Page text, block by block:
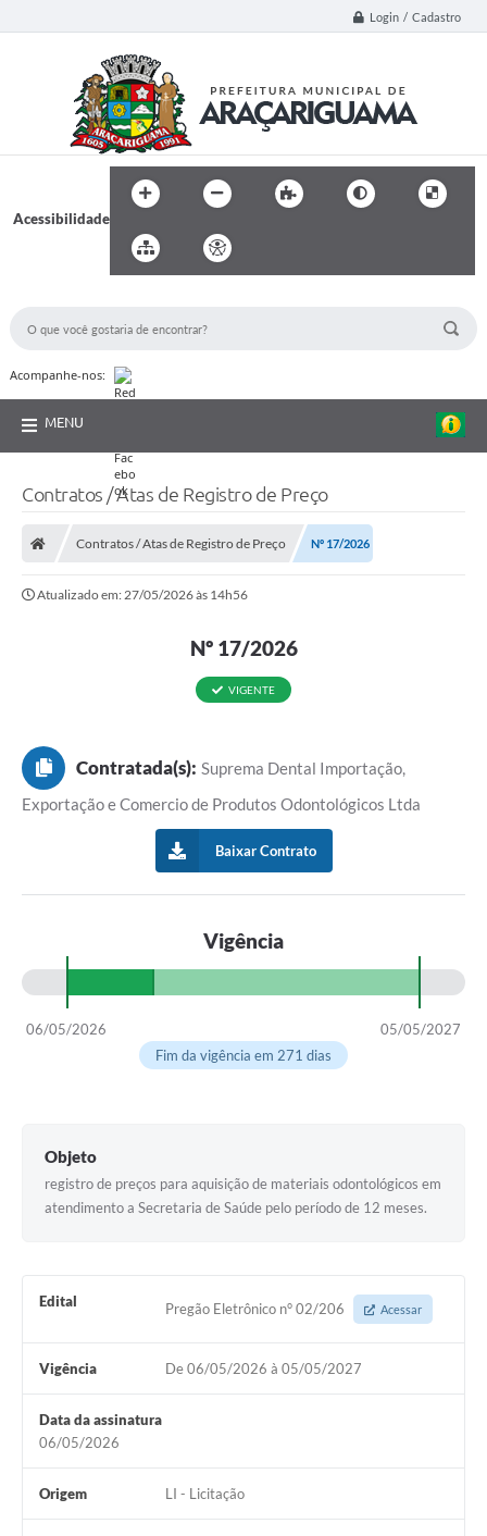
Login / Cadastro
Acessibilidade
Acompanhe-nos:
MENU
Contratos / Atas de Registro de Preço
Contratos / Atas de Registro de Preço Nº 17/2026
Atualizado em: 27/05/2026 às 14h56
Nº 17/2026
VIGENTE
Contratada(s): Suprema Dental Importação,
Exportação e Comercio de Produtos Odontológicos Ltda
Baixar Contrato
Vigência
06/05/2026
05/05/2027
Fim da vigência em 271 dias
Objeto
registro de preços para aquisição de materiais odontológicos em
atendimento a Secretaria de Saúde pelo período de 12 meses.
Edital Pregão Eletrônico n° 02/206 Acessar
Vigência De 06/05/2026 à 05/05/2027
Data da assinatura
06/05/2026
Origem LI - Licitação